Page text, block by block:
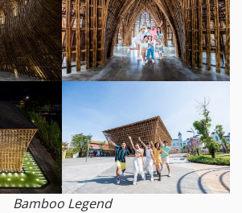
Bamboo Legend